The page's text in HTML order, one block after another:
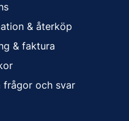
& återköp
& faktura
frågor och svar